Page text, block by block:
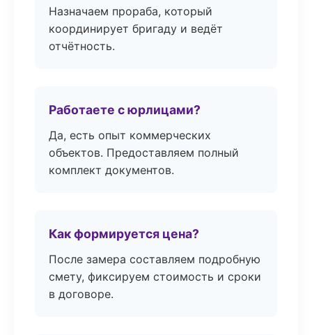
Назначаем прораба, который
координирует бригаду и ведёт
отчётность.
Работаете с юрлицами?
Да, есть опыт коммерческих
объектов. Предоставляем полный
комплект документов.
Как формируется цена?
После замера составляем подробную
смету, фиксируем стоимость и сроки
в договоре.